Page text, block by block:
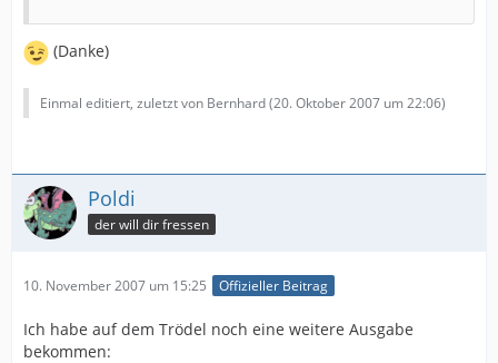
(Danke)
Einmal editiert, zuletzt von Bernhard (20. Oktober 2007 um 22:06)
Poldi
der will dir fressen
10. November 2007 um 15:25 Offizieller Beitrag
Ich habe auf dem Trödel noch eine weitere Ausgabe
bekommen: